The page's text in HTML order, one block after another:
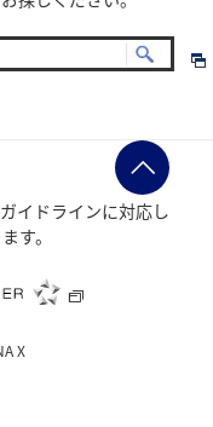
イドラインに対応し
す。
X